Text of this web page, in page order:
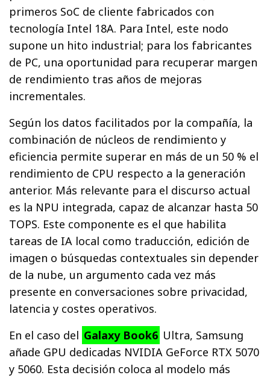
primeros SoC de cliente fabricados con
tecnología Intel 18A. Para Intel, este nodo
supone un hito industrial; para los fabricantes
de PC, una oportunidad para recuperar margen
de rendimiento tras años de mejoras
incrementales.
Según los datos facilitados por la compañía, la
combinación de núcleos de rendimiento y
eficiencia permite superar en más de un 50 % el
rendimiento de CPU respecto a la generación
anterior. Más relevante para el discurso actual
es la NPU integrada, capaz de alcanzar hasta 50
TOPS. Este componente es el que habilita
tareas de IA local como traducción, edición de
imagen o búsquedas contextuales sin depender
de la nube, un argumento cada vez más
presente en conversaciones sobre privacidad,
latencia y costes operativos.
En el caso del Galaxy Book6 Ultra, Samsung
añade GPU dedicadas NVIDIA GeForce RTX 5070
y 5060. Esta decisión coloca al modelo más